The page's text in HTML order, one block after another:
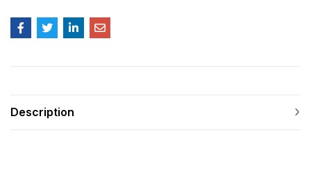
Description